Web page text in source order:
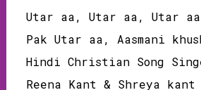
Utar aa, Utar aa, Utar aa,
Pak Utar aa, Aasmani
Hindi Christian Song
Reena Kant & Shreya